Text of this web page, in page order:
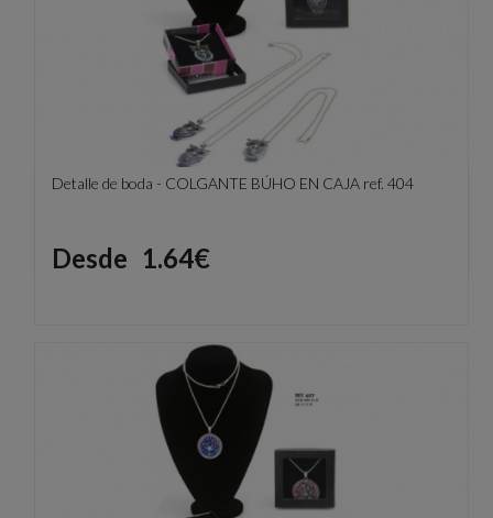
Detalle de boda - COLGANTE BÚHO EN CAJA ref. 404
Precio
Desde 1.64€